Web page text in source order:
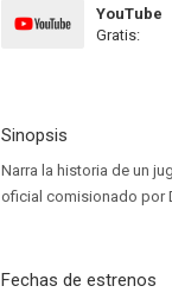
YouTube
Gratis:
Sinopsis
Narra la historia de un
oficial comisionado por
Fechas de estrenos